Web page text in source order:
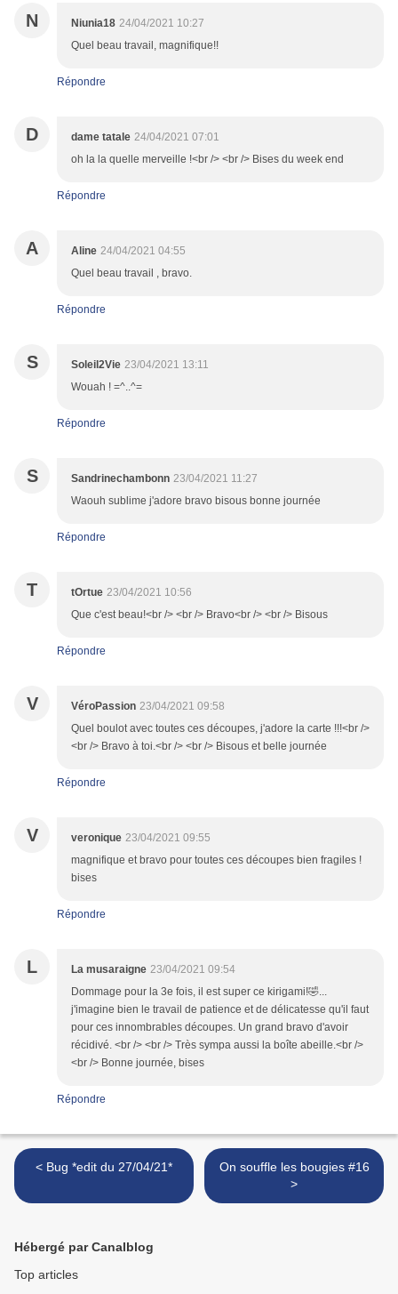
N Niunia18 24/04/2021 10:27
Quel beau travail, magnifique!!
Répondre
D dame tatale 24/04/2021 07:01
oh la la quelle merveille !<br /> <br /> Bises du week end
Répondre
A Aline 24/04/2021 04:55
Quel beau travail , bravo.
Répondre
S Soleil2Vie 23/04/2021 13:11
Wouah ! =^..^=
Répondre
S Sandrinechambonn 23/04/2021 11:27
Waouh sublime j'adore bravo bisous bonne journée
Répondre
T tOrtue 23/04/2021 10:56
Que c'est beau!<br /> <br /> Bravo<br /> <br /> Bisous
Répondre
V VéroPassion 23/04/2021 09:58
Quel boulot avec toutes ces découpes, j'adore la carte !!!<br />
<br /> Bravo à toi.<br /> <br /> Bisous et belle journée
Répondre
V veronique 23/04/2021 09:55
magnifique et bravo pour toutes ces découpes bien fragiles !
bises
Répondre
L La musaraigne 23/04/2021 09:54
Dommage pour la 3e fois, il est super ce kirigami!🤣...
j'imagine bien le travail de patience et de délicatesse qu'il faut
pour ces innombrables découpes. Un grand bravo d'avoir
récidivé. <br /> <br /> Très sympa aussi la boîte abeille.<br />
<br /> Bonne journée, bises
Répondre
< Bug *edit du 27/04/21*
On souffle les bougies #16
>
Hébergé par Canalblog
Top articles